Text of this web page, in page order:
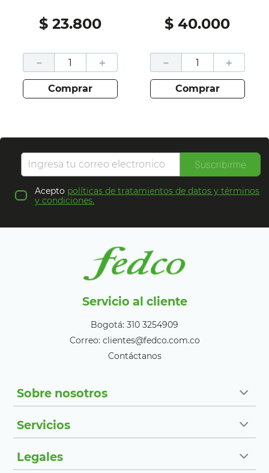
$ 23.800
＋
－
comprar
$ 40.000
＋
－
comprar
Suscribirme
Acepto políticas de tratamientos de datos y términos
y condiciones.
Servicio al cliente
Bogotá: 310 3254909
Correo: clientes@fedco.com.co
Contáctanos
Sobre nosotros
Servicios
Legales